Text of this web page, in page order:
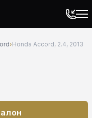
›Honda Accord, 2.4, 2013